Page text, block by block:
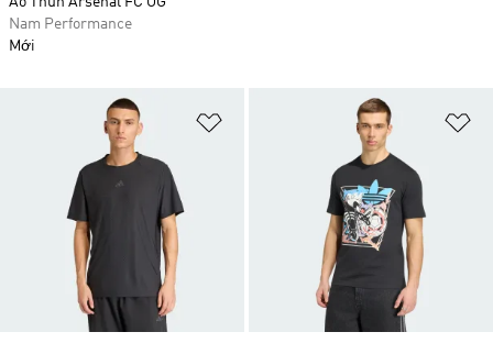
Nam Performance
Mới